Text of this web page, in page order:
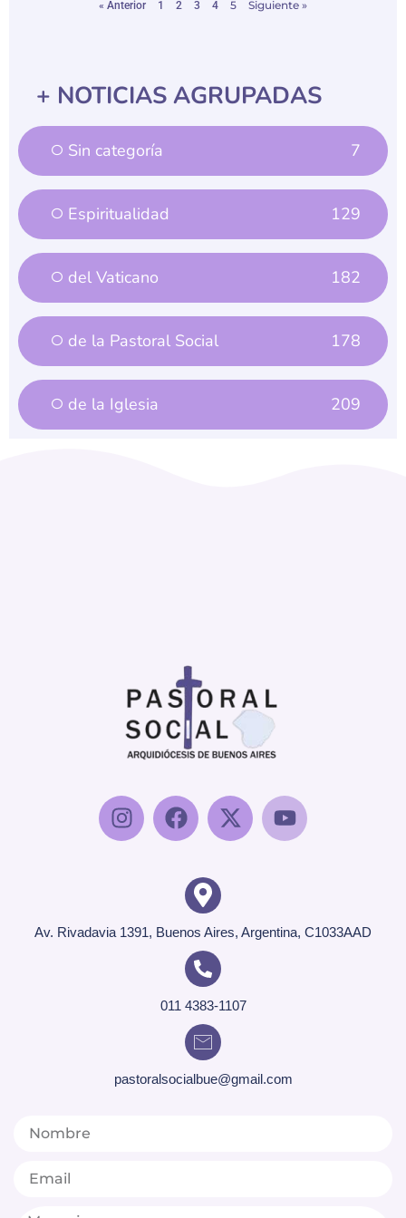
« Anterior 1 2 3 4 5 Siguiente »
+ NOTICIAS AGRUPADAS
Sin categoría 7
Espiritualidad 129
del Vaticano 182
de la Pastoral Social 178
de la Iglesia 209
Av. Rivadavia 1391, Buenos Aires, Argentina, C1033AAD
011 4383-1107
pastoralsocialbue@gmail.com